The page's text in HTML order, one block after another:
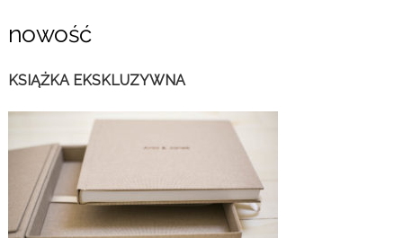
nowość
KSIĄŻKA EKSKLUZYWNA